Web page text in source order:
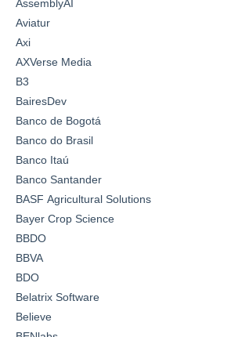
AssemblyAI
Aviatur
Axi
AXVerse Media
B3
BairesDev
Banco de Bogotá
Banco do Brasil
Banco Itaú
Banco Santander
BASF Agricultural Solutions
Bayer Crop Science
BBDO
BBVA
BDO
Belatrix Software
Believe